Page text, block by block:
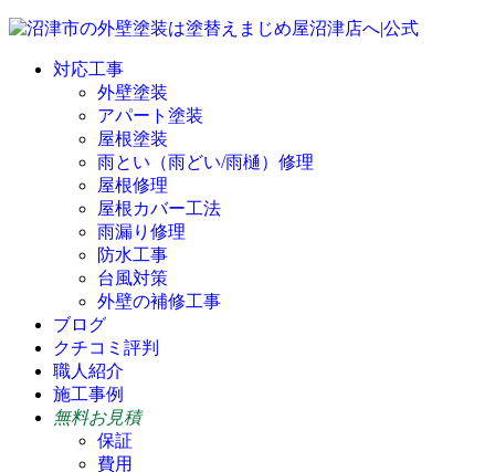
対応工事
外壁塗装
アパート塗装
屋根塗装
雨とい（雨どい/雨樋）修理
屋根修理
屋根カバー工法
雨漏り修理
防水工事
台風対策
外壁の補修工事
ブログ
クチコミ評判
職人紹介
施工事例
無料お見積
保証
費用